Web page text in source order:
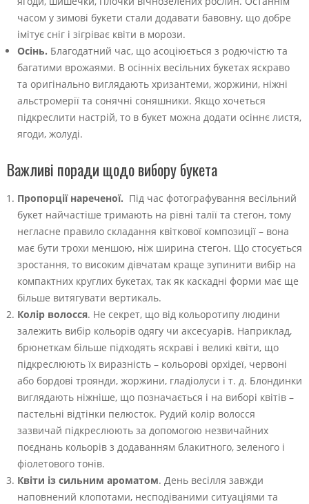
часом у зимові букети стали додавати бавовну, що добре
імітує сніг і зігріває квіти в морози.
Осінь. Благодатний час, що асоціюється з родючістю та
багатими врожаями. В осінніх весільних букетах яскраво
та оригінально виглядають хризантеми, жоржини, ніжні
альстромерії та сонячні соняшники. Якщо хочеться
підкреслити настрій, то в букет можна додати осіннє листя,
ягоди, жолуді.
Важливі поради щодо вибору букета
Пропорції нареченої. Під час фотографування весільний
букет найчастіше тримають на рівні талії та стегон, тому
негласне правило складання квіткової композиції – вона
має бути трохи меншою, ніж ширина стегон. Що стосується
зростання, то високим дівчатам краще зупинити вибір на
компактних круглих букетах, так як каскадні форми має ще
більше витягувати вертикаль.
Колір волосся. Не секрет, що від кольоротипу людини
залежить вибір кольорів одягу чи аксесуарів. Наприклад,
брюнеткам більше підходять яскраві і великі квіти, що
підкреслюють їх виразність – кольорові орхідеї, червоні
або бордові троянди, жоржини, гладіолуси і т. д. Блондинки
виглядають ніжніше, що позначається і на виборі квітів –
пастельні відтінки пелюсток. Рудий колір волосся
зазвичай підкреслюють за допомогою незвичайних
поєднань кольорів з додаванням блакитного, зеленого і
фіолетового тонів.
Квіти із сильним ароматом. День весілля завжди
наповнений клопотами, несподіваними ситуаціями та